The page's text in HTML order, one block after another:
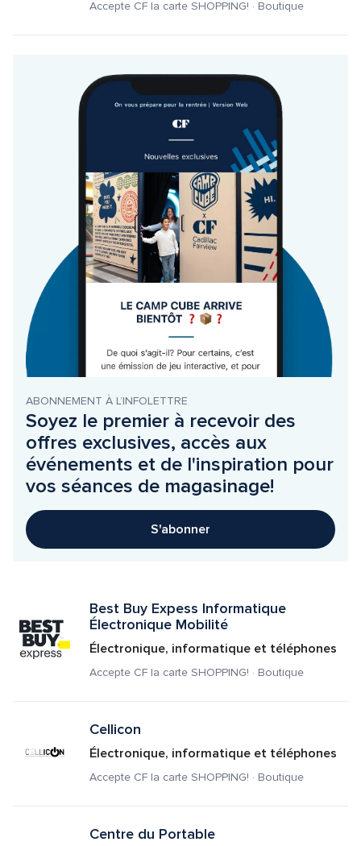
Accepte CF la carte SHOPPING! · Boutique
ABONNEMENT À L’INFOLETTRE
Soyez le premier à recevoir des
offres exclusives, accès aux
événements et de l'inspiration pour
vos séances de magasinage!
S'abonner
Best Buy Expess Informatique
Électronique Mobilité
Électronique, informatique et téléphones
Accepte CF la carte SHOPPING! · Boutique
Cellicon
Électronique, informatique et téléphones
Accepte CF la carte SHOPPING! · Boutique
Centre du Portable